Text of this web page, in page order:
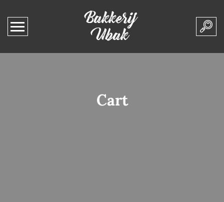
Bakkerij
Ubak
Cart